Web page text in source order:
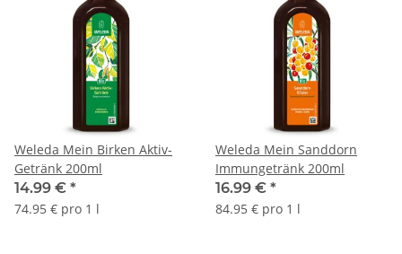
Weleda Mein Birken Aktiv-
Getränk 200ml
14.99 € *
74.95 € pro 1 l
Weleda Mein Sanddorn
Immungetränk 200ml
16.99 € *
84.95 € pro 1 l